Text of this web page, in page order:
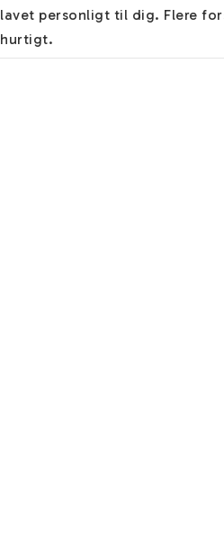
lavet personligt til dig. Flere
hurtigt.